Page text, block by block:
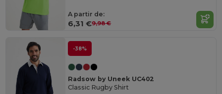
A partir de:
6,31 €9,98 €
-38%
Radsow by Uneek UC402
Classic Rugby Shirt